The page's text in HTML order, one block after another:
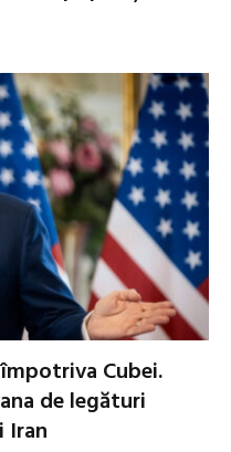
Cubei.
de legături
Iran